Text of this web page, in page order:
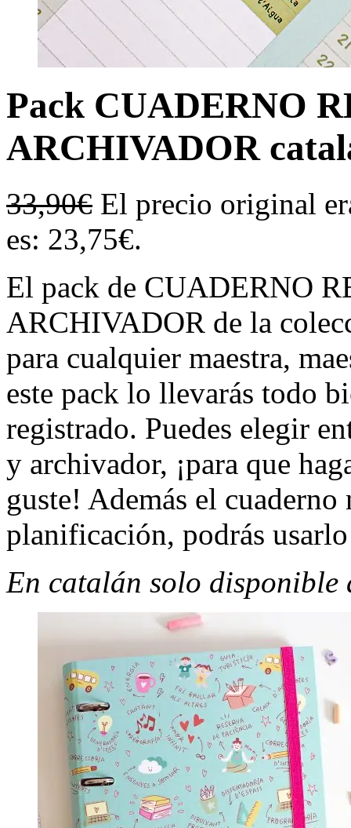
Pack CUADERNO
ARCHIVADOR
33,90€ El precio original
es: 23,75€.
El pack de CUADERNO
ARCHIVADOR de la
para cualquier maestra,
este pack lo llevarás todo
registrado. Puedes elegir
y archivador, ¡para que
guste! Además el cuaderno
planificación, podrás
En catalán solo disponible